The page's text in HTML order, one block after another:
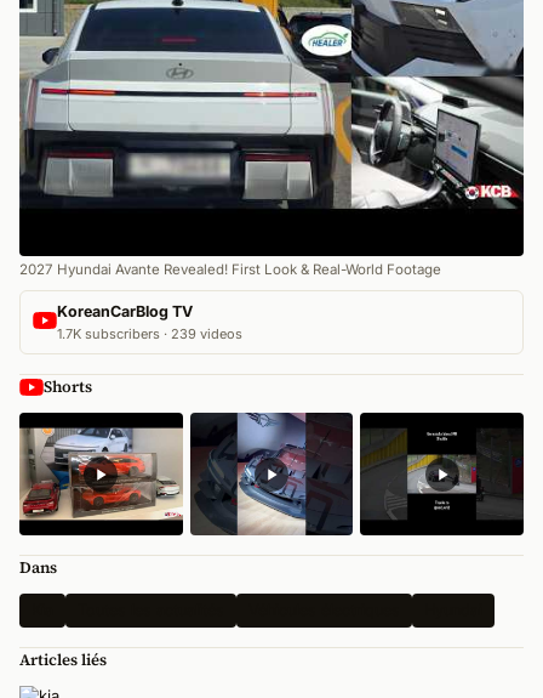
2027 Hyundai Avante Revealed! First Look & Real-World Footage
KoreanCarBlog TV
1.7K subscribers · 239 videos
Shorts
Dans
Articles liés